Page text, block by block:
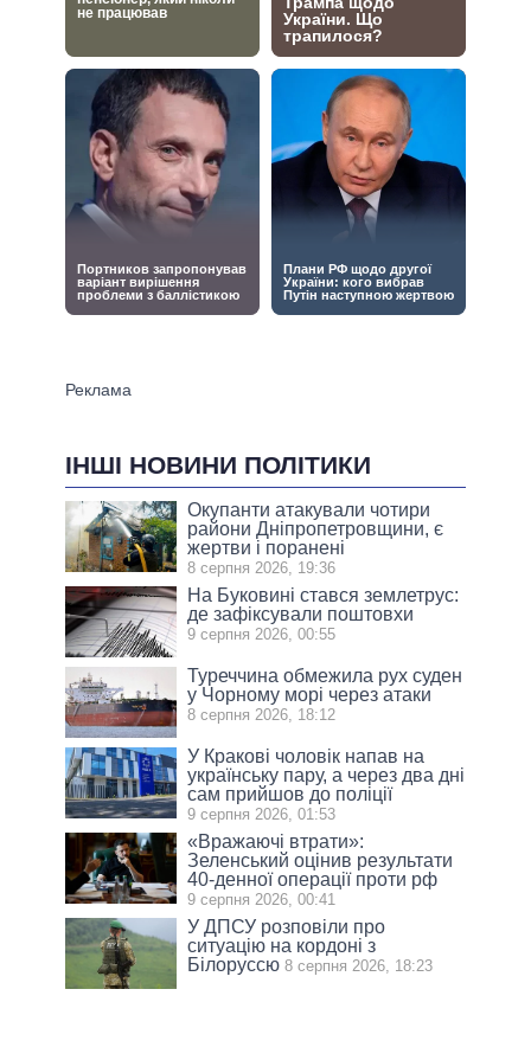
ІНШІ НОВИНИ ПОЛІТИКИ
Окупанти атакували чотири
райони Дніпропетровщини, є
жертви і поранені
8 серпня 2026, 19:36
На Буковині стався землетрус:
де зафіксували поштовхи
9 серпня 2026, 00:55
Туреччина обмежила рух суден
у Чорному морі через атаки
8 серпня 2026, 18:12
У Кракові чоловік напав на
українську пару, а через два дні
сам прийшов до поліції
9 серпня 2026, 01:53
«Вражаючі втрати»:
Зеленський оцінив результати
40-денної операції проти рф
9 серпня 2026, 00:41
У ДПСУ розповіли про
ситуацію на кордоні з
Білоруссю 8 серпня 2026, 18:23